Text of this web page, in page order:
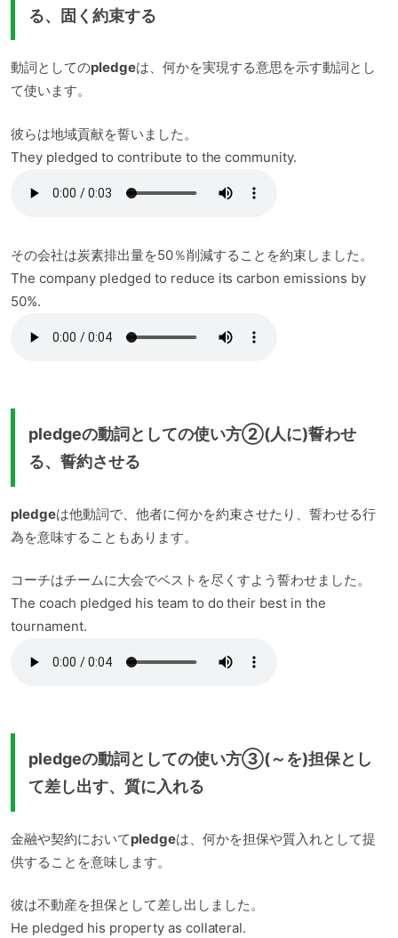
る、固く約束する
動詞としてのpledgeは、何かを実現する意思を示す動詞とし
て使います。
彼らは地域貢献を誓いました。
They pledged to contribute to the community.
その会社は炭素排出量を50％削減することを約束しました。
The company pledged to reduce its carbon emissions by
50%.
pledgeの動詞としての使い方②(人に)誓わせ
る、誓約させる
pledgeは他動詞で、他者に何かを約束させたり、誓わせる行
為を意味することもあります。
コーチはチームに大会でベストを尽くすよう誓わせました。
The coach pledged his team to do their best in the
tournament.
pledgeの動詞としての使い方③(～を)担保とし
て差し出す、質に入れる
金融や契約においてpledgeは、何かを担保や質入れとして提
供することを意味します。
彼は不動産を担保として差し出しました。
He pledged his property as collateral.